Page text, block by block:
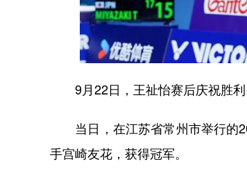
9月22日，王祉怡赛后庆祝胜利
当日，在江苏省常州市举行的
手宫崎友花，获得冠军。